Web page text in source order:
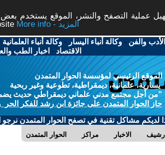
عملية التصفح والنشر، الموقع يستخدم
More info - المزيد
الأدب والفن -وكالة أنباء اليسار -وكالة أنباء العلمانية
الاقتصاد - اخبار الطب
الموقع الرئيسي لمؤسسة الحوار المتمدن
يسارية، علمانية، ديمقراطية، تطوعية وغير ربحية
"من أجل مجتمع مدني علماني ديمقراطي حديث يضمن
حاز الحوار المتمدن على جائزة ابن رشد للفكر الحر
لديكم مشاكل تقنية في تصفح الحوار المتمدن نرجو
الحوار المتمدن مراكز الاخبار